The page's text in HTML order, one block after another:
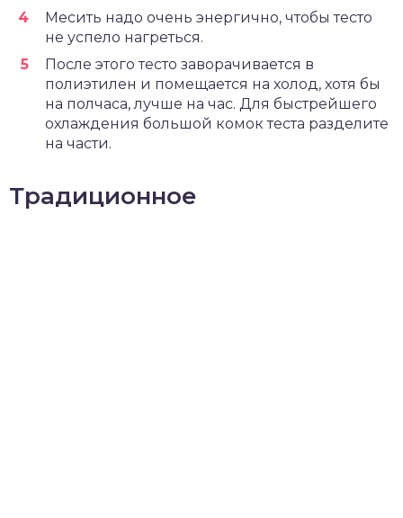
Месить надо очень энергично, чтобы тесто
не успело нагреться.
После этого тесто заворачивается в
полиэтилен и помещается на холод, хотя бы
на полчаса, лучше на час. Для быстрейшего
охлаждения большой комок теста разделите
на части.
Традиционное